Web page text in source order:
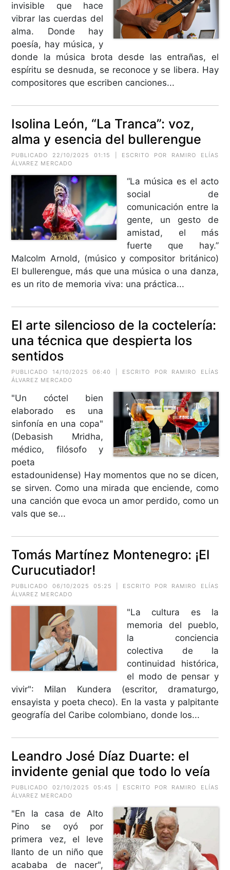
invisible que hace
vibrar las cuerdas del
alma. Donde hay
poesía, hay música, y
donde la música brota desde las entrañas, el
espíritu se desnuda, se reconoce y se libera. Hay
compositores que escriben canciones...
Isolina León, “La Tranca”: voz,
alma y esencia del bullerengue
PUBLICADO 22/10/2025 01:15 | ESCRITO POR RAMIRO ELÍAS
ÁLVAREZ MERCADO
“La música es el acto
social de
comunicación entre la
gente, un gesto de
amistad, el más
fuerte que hay.”
Malcolm Arnold, (músico y compositor británico)
El bullerengue, más que una música o una danza,
es un rito de memoria viva: una práctica...
El arte silencioso de la coctelería:
una técnica que despierta los
sentidos
PUBLICADO 14/10/2025 06:40 | ESCRITO POR RAMIRO ELÍAS
ÁLVAREZ MERCADO
"Un cóctel bien
elaborado es una
sinfonía en una copa"
(Debasish Mridha,
médico, filósofo y
poeta
estadounidense) Hay momentos que no se dicen,
se sirven. Como una mirada que enciende, como
una canción que evoca un amor perdido, como un
vals que se...
Tomás Martínez Montenegro: ¡El
Curucutiador!
PUBLICADO 06/10/2025 05:25 | ESCRITO POR RAMIRO ELÍAS
ÁLVAREZ MERCADO
"La cultura es la
memoria del pueblo,
la conciencia
colectiva de la
continuidad histórica,
el modo de pensar y
vivir": Milan Kundera (escritor, dramaturgo,
ensayista y poeta checo). En la vasta y palpitante
geografía del Caribe colombiano, donde los...
Leandro José Díaz Duarte: el
invidente genial que todo lo veía
PUBLICADO 02/10/2025 05:45 | ESCRITO POR RAMIRO ELÍAS
ÁLVAREZ MERCADO
"En la casa de Alto
Pino se oyó por
primera vez, el leve
llanto de un niño que
acababa de nacer",